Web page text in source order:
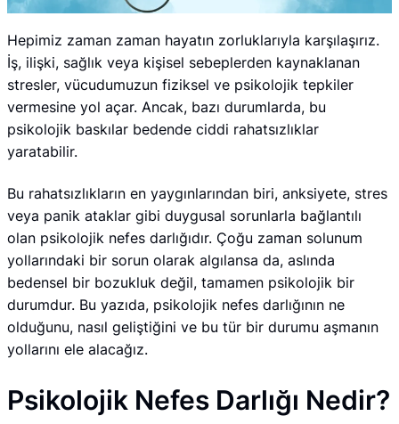
Hepimiz zaman zaman hayatın zorluklarıyla karşılaşırız.
İş, ilişki, sağlık veya kişisel sebeplerden kaynaklanan
stresler, vücudumuzun fiziksel ve psikolojik tepkiler
vermesine yol açar. Ancak, bazı durumlarda, bu
psikolojik baskılar bedende ciddi rahatsızlıklar
yaratabilir.
Bu rahatsızlıkların en yaygınlarından biri, anksiyete, stres
veya panik ataklar gibi duygusal sorunlarla bağlantılı
olan psikolojik nefes darlığıdır. Çoğu zaman solunum
yollarındaki bir sorun olarak algılansa da, aslında
bedensel bir bozukluk değil, tamamen psikolojik bir
durumdur. Bu yazıda, psikolojik nefes darlığının ne
olduğunu, nasıl geliştiğini ve bu tür bir durumu aşmanın
yollarını ele alacağız.
Psikolojik Nefes Darlığı Nedir?